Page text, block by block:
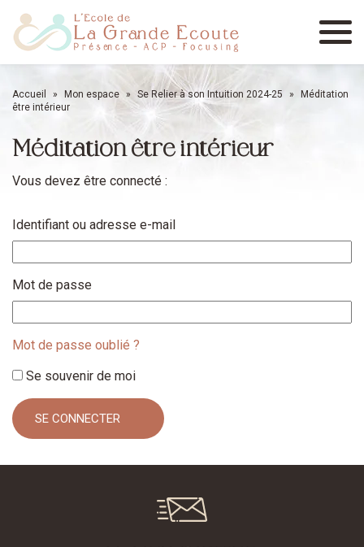
Menu
Accueil » Mon espace » Se Relier à son Intuition 2024-25 »
Méditation
être intérieur
Méditation être intérieur
Vous devez être connecté :
Identifiant ou adresse e-mail
Mot de passe
Mot de passe oublié ?
Se souvenir de moi